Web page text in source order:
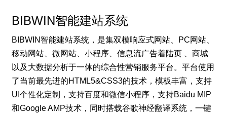
BIBWIN智能建站系统
BIBWIN智能建站系统，是集双模响应式网站、PC网站、
移动网站、微网站、小程序、信息流广告着陆页 、商城
以及大数据分析于一体的综合性营销服务平台。平台使用
了当前最先进的HTML5&CSS3的技术，模板丰富，支持
UI个性化定制，支持百度和微信小程序，支持Baidu MIP
和Google AMP技术，同时搭载谷歌神经翻译系统，一键